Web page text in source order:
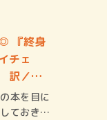
『終身
チェ
訳／池
本を目に
ておきな